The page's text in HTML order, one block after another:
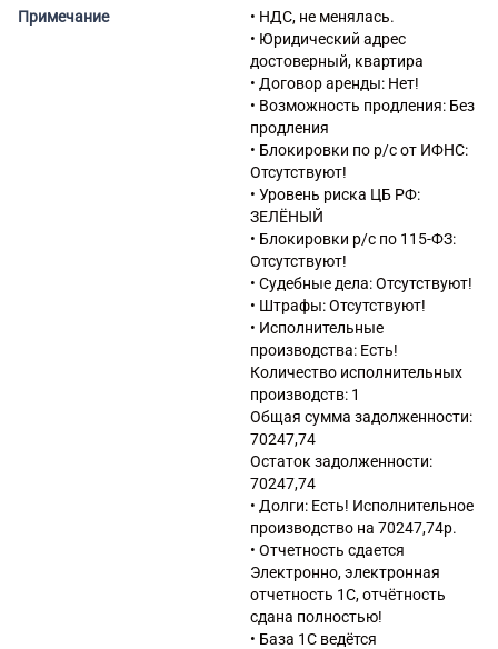
табаком, семенами и кормами
для сельскохозяйственных
животных
46.22 Торговля оптовая
цветами и растениями
46.33 Торговля оптовая
молочными продуктами,
яйцами и пищевыми маслами
и жирами
46.34 Торговля оптовая
напитками
46.36 Торговля оптовая
сахаром, шоколадом и
сахаристыми кондитерскими
изделиями
46.38 Торговля оптовая
прочими пищевыми
продуктами, включая рыбу,
ракообразных и моллюсков
46.41 Торговля оптовая
текстильными изделиями
46.42 Торговля оптовая
одеждой и обувью
46.43 Торговля оптовая
бытовыми электротоварами
46.45 Торговля оптовая
парфюмерными и
косметическими товарами
46.47 Торговля оптовая
Примечание
• НДС, не менялась.
• Юридический адрес
достоверный, квартира
• Договор аренды: Нет!
• Возможность продления: Без
продления
• Блокировки по р/с от ИФНС:
Отсутствуют!
• Уровень риска ЦБ РФ:
ЗЕЛЁНЫЙ
• Блокировки р/с по 115-ФЗ:
Отсутствуют!
• Судебные дела: Отсутствуют!
• Штрафы: Отсутствуют!
• Исполнительные
производства: Есть!
Количество исполнительных
производств: 1
Общая сумма задолженности:
70247,74
Остаток задолженности:
70247,74
• Долги: Есть! Исполнительное
производство на 70247,74р.
• Отчетность сдается
Электронно, электронная
отчетность 1С, отчётность
сдана полностью!
• База 1С ведётся